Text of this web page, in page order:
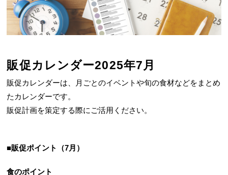
販促カレンダー2025年7月
販促カレンダーは、月ごとのイベントや旬の食材などをまとめ
たカレンダーです。
販促計画を策定する際にご活用ください。
■販促ポイント（7月）
食のポイント